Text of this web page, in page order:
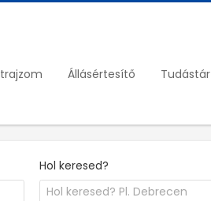
Állásértesítő Tudástár
Hol keresed?